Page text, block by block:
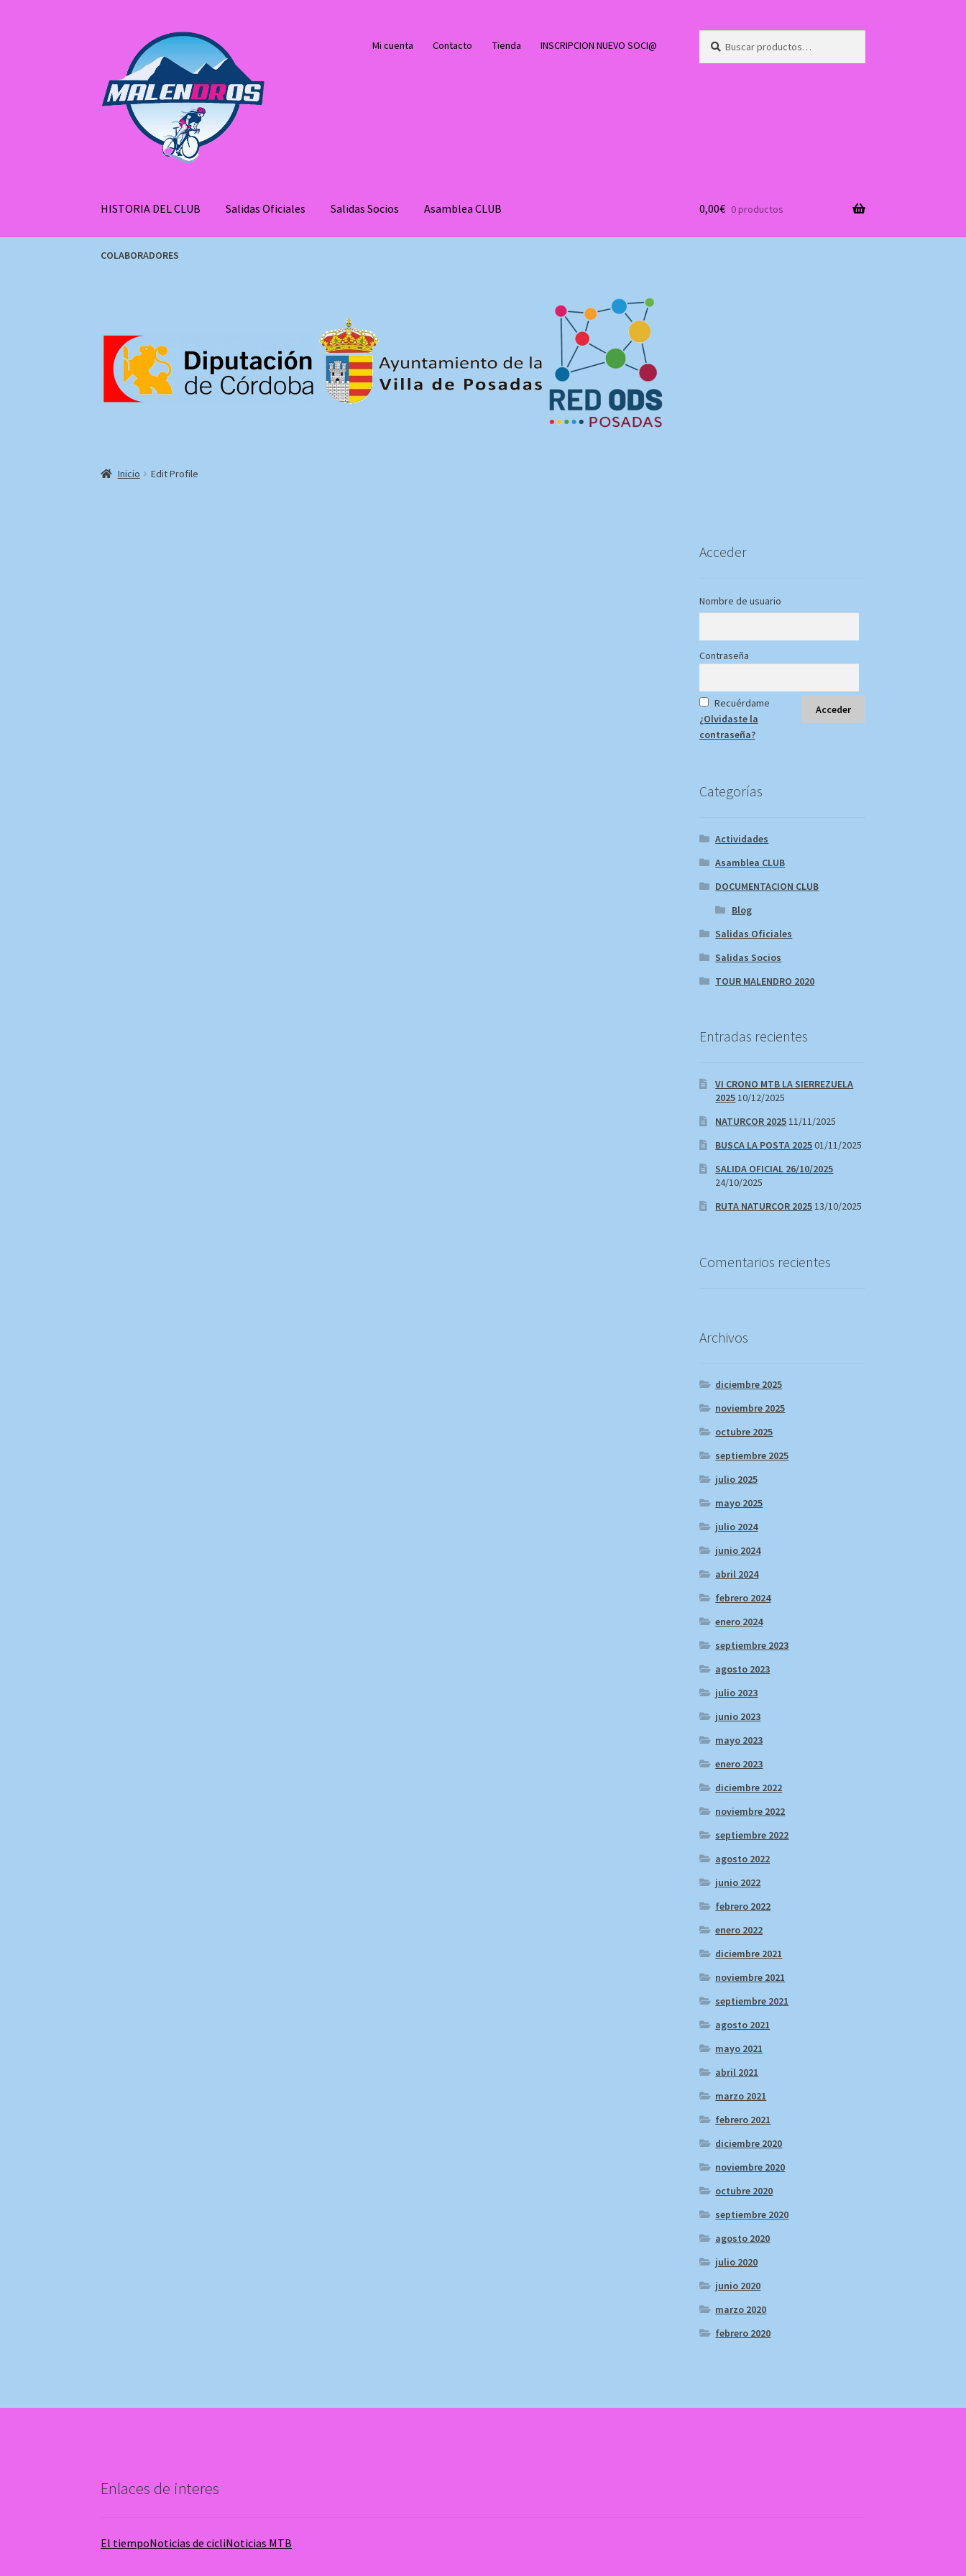
navegación
contenido
Mi cuenta Contacto Tienda INSCRIPCION NUEVO SOCI@
por:
HISTORIA DEL CLUB Salidas Oficiales Salidas Socios Asamblea CLUB 0,00€ 0 productos
COLABORADORES
Inicio Edit Profile
Acceder
Nombre de usuario
Contraseña
Recuérdame
¿Olvidaste la
contraseña?
Categorías
Actividades
Asamblea CLUB
DOCUMENTACION CLUB
Blog
Salidas Oficiales
Salidas Socios
TOUR MALENDRO 2020
Entradas recientes
VI CRONO MTB LA SIERREZUELA
202510/12/2025
NATURCOR 202511/11/2025
BUSCA LA POSTA 202501/11/2025
SALIDA OFICIAL 26/10/2025
24/10/2025
RUTA NATURCOR 202513/10/2025
Comentarios recientes
Archivos
diciembre 2025
noviembre 2025
octubre 2025
septiembre 2025
julio 2025
mayo 2025
julio 2024
junio 2024
abril 2024
febrero 2024
enero 2024
septiembre 2023
agosto 2023
julio 2023
junio 2023
mayo 2023
enero 2023
diciembre 2022
noviembre 2022
septiembre 2022
agosto 2022
junio 2022
febrero 2022
enero 2022
diciembre 2021
noviembre 2021
septiembre 2021
agosto 2021
mayo 2021
abril 2021
marzo 2021
febrero 2021
diciembre 2020
noviembre 2020
octubre 2020
septiembre 2020
agosto 2020
julio 2020
junio 2020
marzo 2020
febrero 2020
Enlaces de interes
El tiempoNoticias de cicliNoticias MTB